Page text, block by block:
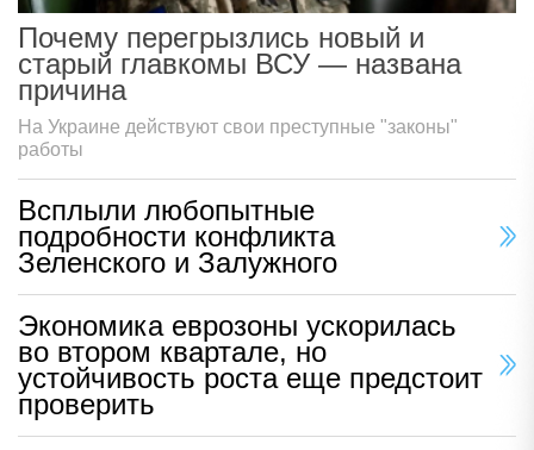
Почему перегрызлись новый и
старый главкомы ВСУ — названа
причина
На Украине действуют свои преступные "законы"
работы
Всплыли любопытные
подробности конфликта
Зеленского и Залужного
Экономика еврозоны ускорилась
во втором квартале, но
устойчивость роста еще предстоит
проверить